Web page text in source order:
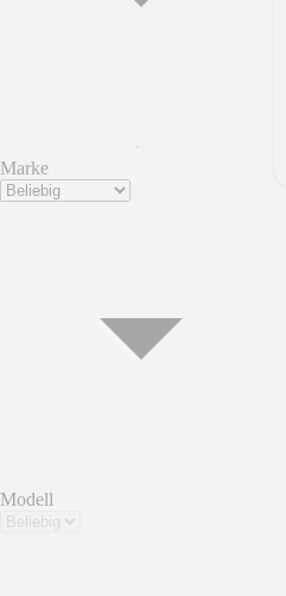
Marke
Modell